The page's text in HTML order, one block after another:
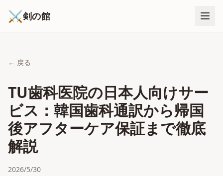
⚔剣の館
← 戻る
TU歯科医院の日本人向けサー
ビス：韓国歯科通訳から帰国
後アフターケア保証まで徹底
解説
2026/5/30